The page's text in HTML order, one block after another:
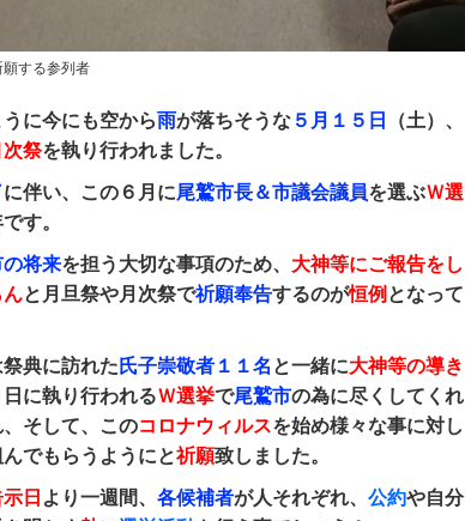
する参列者
うに今にも空から雨が落ちそうな５月１５日
（土）、
次祭を執り行われました。
に伴い、この６月に尾鷲市長＆市議会議員を選ぶＷ選
す。
の将来を担う大切な事項のため、 大神等にご報告をし
と月旦祭や月次祭で祈願奉告するのが恒例 となって
祭典に訪れた 氏子崇敬者󠄀１１名 と一緒に大神等の導き
日に執り行われるＷ選挙で尾鷲市の為に尽くしてくれ
、そして、このコロナウィルスを始め様々な事に対し
でもらうようにと祈願致しました。
日 より一週間、 各候補者が人それぞれ、 公約や自分